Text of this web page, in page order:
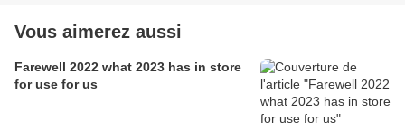
Vous aimerez aussi
Farewell 2022 what 2023 has in store
for use for us